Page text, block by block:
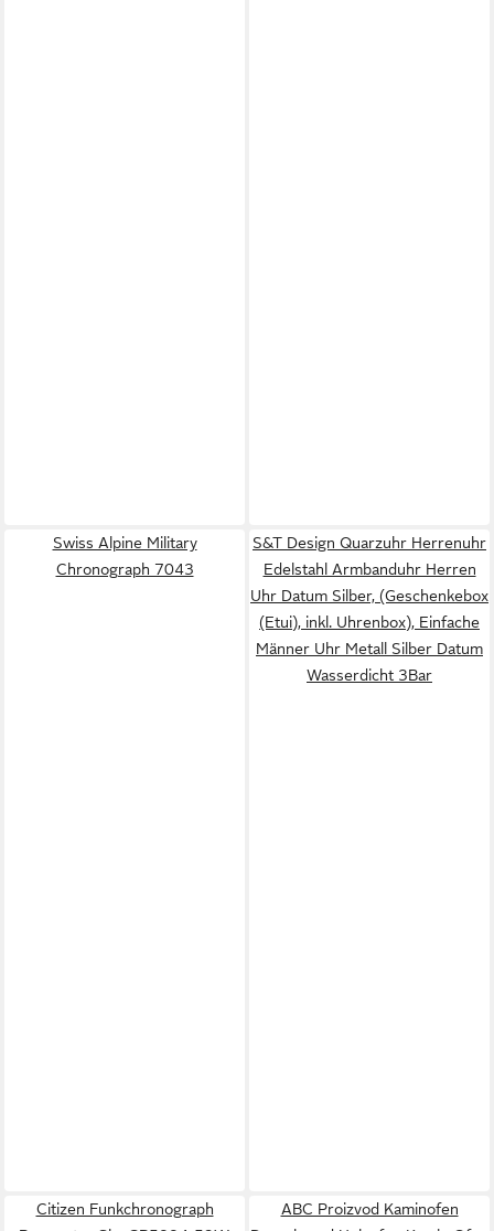
Swiss Alpine Military
Chronograph 7043
S&T Design Quarzuhr Herrenuhr
Edelstahl Armbanduhr Herren
Uhr Datum Silber, (Geschenkebox
(Etui), inkl. Uhrenbox), Einfache
Männer Uhr Metall Silber Datum
Wasserdicht 3Bar
Citizen Funkchronograph
ABC Proizvod Kaminofen